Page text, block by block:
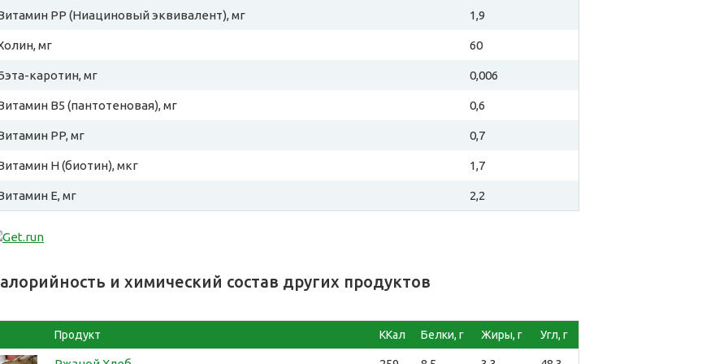
PP (Ниациновый эквивалент), мг 1,9
мг 60
каротин, мг 0,006
B5 (пантотеновая), мг 0,6
PP, мг 0,7
H (биотин), мкг 1,7
E, мг 2,2
и химический состав других продуктов
Продукт ККал Белки, г Жиры, г Угл, г